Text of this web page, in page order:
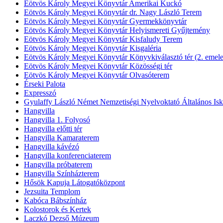
Eötvös Károly Megyei Könyvtár Amerikai Kuckó
Eötvös Károly Megyei Könyvtár dr. Nagy László Terem
Eötvös Károly Megyei Könyvtár Gyermekkönyvtár
Eötvös Károly Megyei Könyvtár Helyismereti Gyűjtemény
Eötvös Károly Megyei Könyvtár Kisfaludy Terem
Eötvös Károly Megyei Könyvtár Kisgaléria
Eötvös Károly Megyei Könyvtár Könyvkiválasztó tér (2.
Eötvös Károly Megyei Könyvtár Közösségi tér
Eötvös Károly Megyei Könyvtár Olvasóterem
Érseki Palota
Expresszó
Gyulaffy László Német Nemzetiségi Nyelvoktató Általános
Hangvilla
Hangvilla 1. Folyosó
Hangvilla előtti tér
Hangvilla Kamaraterem
Hangvilla kávézó
Hangvilla konferenciaterem
Hangvilla próbaterem
Hangvilla Színházterem
Hősök Kapuja Látogatóközpont
Jezsuita Templom
Kabóca Bábszínház
Kolostorok és Kertek
Laczkó Dezső Múzeum